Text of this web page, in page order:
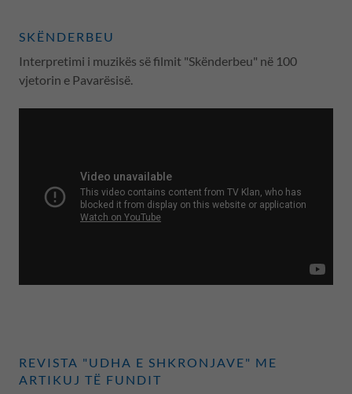
SKËNDERBEU
Interpretimi i muzikës së filmit "Skënderbeu" në 100
vjetorin e Pavarësisë.
REVISTA "UDHA E SHKRONJAVE" ME
ARTIKUJ TË FUNDIT